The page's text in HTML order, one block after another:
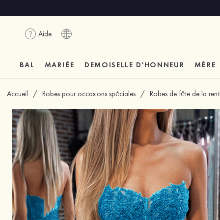
Aide
BAL MARIÉE DEMOISELLE D'HONNEUR MÈRE
Accueil / Robes pour occasions spéciales / Robes de fête de la